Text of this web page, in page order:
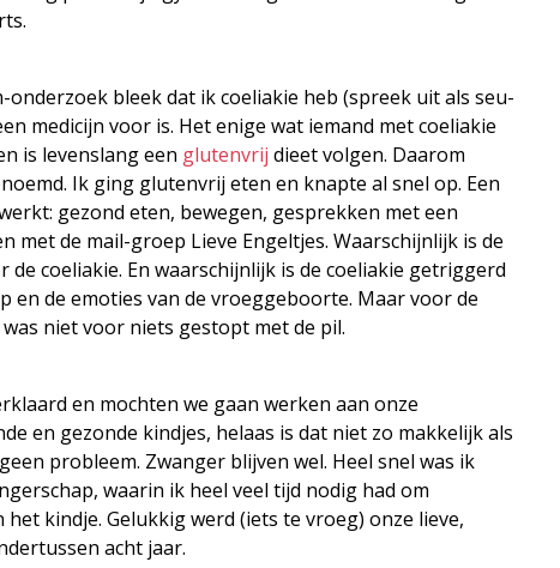
bleek dat ik coeliakie heb (spreek uit als seu-
medicijn voor is. Het enige wat iemand met coeliakie
is levenslang een glutenvrij dieet volgen. Daarom
Ik ging glutenvrij eten en knapte al snel op. Een
gezond eten, bewegen, gesprekken met een
met de mail-groep Lieve Engeltjes. Waarschijnlijk is de
coeliakie. En waarschijnlijk is de coeliakie getriggerd
en de emoties van de vroeggeboorte. Maar voor de
niet voor niets gestopt met de pil.
en mochten we gaan werken aan onze
en gezonde kindjes, helaas is dat niet zo makkelijk als
probleem. Zwanger blijven wel. Heel snel was ik
waarin ik heel veel tijd nodig had om
kindje. Gelukkig werd (iets te vroeg) onze lieve,
acht jaar.